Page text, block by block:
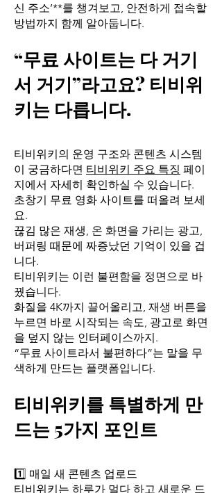
신 주소’**를 챙겨보고, 안전하게 접속할
방법까지 함께 알아둡니다.
“무료 사이트는 다 거기
서 거기”라고요? 티비위
키는 다릅니다.
티비위키의 운영 구조와 콘텐츠 시스템
이 궁금하다면 티비위키 주요 특징 페이
지에서 자세히 확인하실 수 있습니다.
초창기 무료 영화 사이트를 떠올려 보세
요.
끊김 많은 재생, 온 화면을 가리는 광고,
버퍼링 때문에 짜증났던 기억이 있을 겁
니다.
티비위키는 이런 불편함을 정면으로 바
꿨습니다.
화질을 4K까지 끌어올리고, 재생 버튼을
누르면 바로 시작되는 속도, 광고로 화면
을 덮지 않는 인터페이스까지.
“무료 사이트라서 불편하다”는 말을 무
색하게 만드는 플랫폼입니다.
티비위키를 특별하게 만
드는 5가지 포인트
1️⃣ 매일 새 콘텐츠 업로드
티비위키는 하루가 멀다 하고 새로운 드